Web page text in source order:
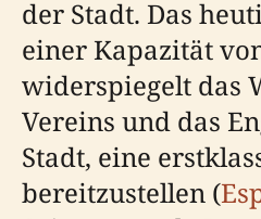
der Stadt. Das
einer Kapazität
widerspiegelt das
Vereins und das
Stadt, eine
bereitzustellen (